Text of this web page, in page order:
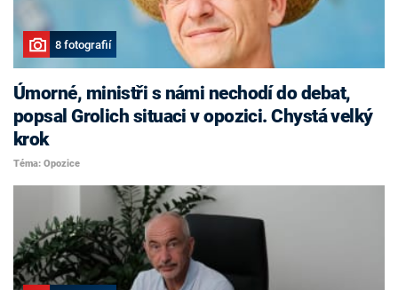
8 fotografií
Úmorné, ministři s námi nechodí do debat,
popsal Grolich situaci v opozici. Chystá velký
krok
Téma: Opozice